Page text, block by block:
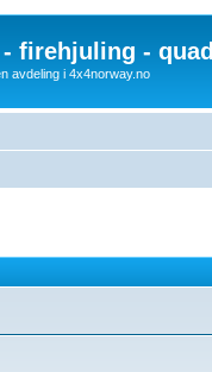
firehjuling - quad
avdeling i 4x4norway.no